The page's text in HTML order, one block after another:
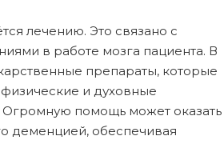
лечению. Это связано с
в работе мозга пациента. В
препараты, которые
и духовные
Огромную помощь может оказать
деменцией, обеспечивая